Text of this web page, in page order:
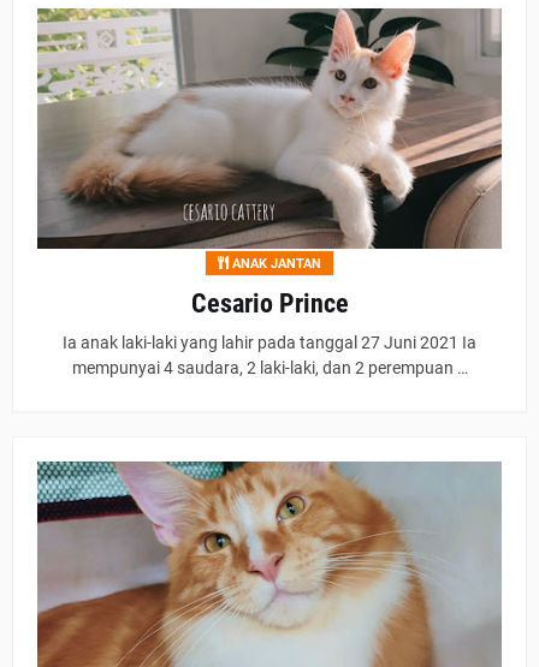
ANAK JANTAN
Cesario Prince
Ia anak laki-laki yang lahir pada tanggal 27 Juni 2021 Ia
mempunyai 4 saudara, 2 laki-laki, dan 2 perempuan …